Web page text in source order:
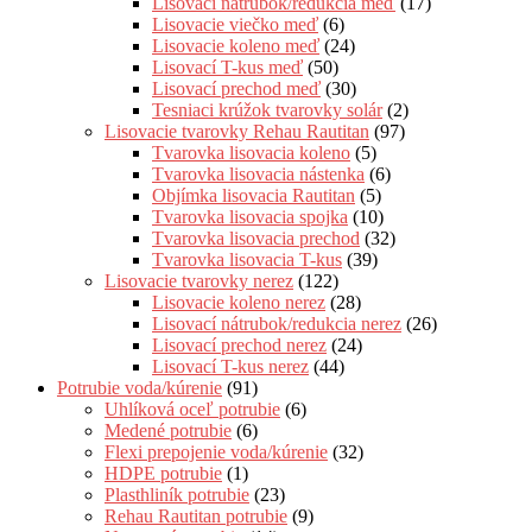
Lisovacie viečko meď (6)
Lisovacie koleno meď (24)
Lisovací T-kus meď (50)
Lisovací prechod meď (30)
Tesniaci krúžok tvarovky solár (2)
Lisovacie tvarovky Rehau Rautitan (97)
Tvarovka lisovacia koleno (5)
Tvarovka lisovacia nástenka (6)
Objímka lisovacia Rautitan (5)
Tvarovka lisovacia spojka (10)
Tvarovka lisovacia prechod (32)
Tvarovka lisovacia T-kus (39)
Lisovacie tvarovky nerez (122)
Lisovacie koleno nerez (28)
Lisovací nátrubok/redukcia nerez (26)
Lisovací prechod nerez (24)
Lisovací T-kus nerez (44)
Potrubie voda/kúrenie (91)
Uhlíková oceľ potrubie (6)
Medené potrubie (6)
Flexi prepojenie voda/kúrenie (32)
HDPE potrubie (1)
Plasthliník potrubie (23)
Rehau Rautitan potrubie (9)